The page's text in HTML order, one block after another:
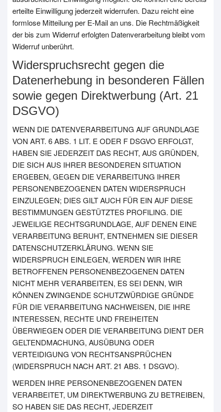
erteilte Einwilligung jederzeit widerrufen. Dazu reicht eine
formlose Mitteilung per E-Mail an uns. Die Rechtmäßigkeit
der bis zum Widerruf erfolgten Datenverarbeitung bleibt vom
Widerruf unberührt.
Widerspruchsrecht gegen die
Datenerhebung in besonderen Fällen
sowie gegen Direktwerbung (Art. 21
DSGVO)
WENN DIE DATENVERARBEITUNG AUF GRUNDLAGE
VON ART. 6 ABS. 1 LIT. E ODER F DSGVO ERFOLGT,
HABEN SIE JEDERZEIT DAS RECHT, AUS GRÜNDEN,
DIE SICH AUS IHRER BESONDEREN SITUATION
ERGEBEN, GEGEN DIE VERARBEITUNG IHRER
PERSONENBEZOGENEN DATEN WIDERSPRUCH
EINZULEGEN; DIES GILT AUCH FÜR EIN AUF DIESE
BESTIMMUNGEN GESTÜTZTES PROFILING. DIE
JEWEILIGE RECHTSGRUNDLAGE, AUF DENEN EINE
VERARBEITUNG BERUHT, ENTNEHMEN SIE DIESER
DATENSCHUTZERKLÄRUNG. WENN SIE
WIDERSPRUCH EINLEGEN, WERDEN WIR IHRE
BETROFFENEN PERSONENBEZOGENEN DATEN
NICHT MEHR VERARBEITEN, ES SEI DENN, WIR
KÖNNEN ZWINGENDE SCHUTZWÜRDIGE GRÜNDE
FÜR DIE VERARBEITUNG NACHWEISEN, DIE IHRE
INTERESSEN, RECHTE UND FREIHEITEN
ÜBERWIEGEN ODER DIE VERARBEITUNG DIENT DER
GELTENDMACHUNG, AUSÜBUNG ODER
VERTEIDIGUNG VON RECHTSANSPRÜCHEN
(WIDERSPRUCH NACH ART. 21 ABS. 1 DSGVO).
WERDEN IHRE PERSONENBEZOGENEN DATEN
VERARBEITET, UM DIREKTWERBUNG ZU BETREIBEN,
SO HABEN SIE DAS RECHT, JEDERZEIT